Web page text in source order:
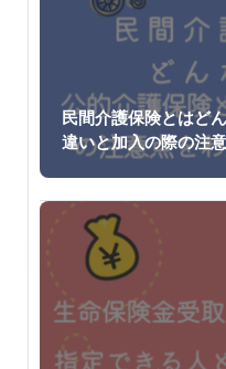
民間介護保険とはど
違いと加入の際の注